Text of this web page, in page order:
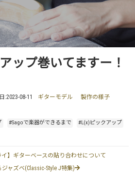
ップ巻いてますー！
:2023-08-11 ギターモデル 製作の様子
#Sagoで楽器ができるまで #L(x)ピックアップ
ジャズベ(Classic-Style J特集)
イ】ギターベースの貼り合わせについて